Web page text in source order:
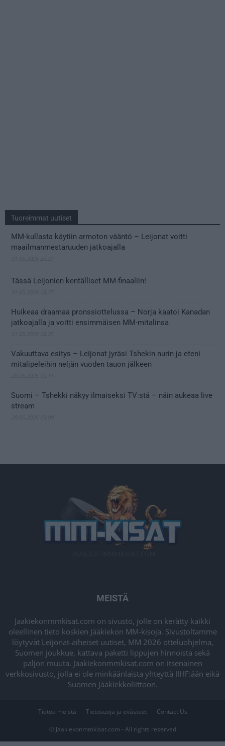
Tuoreimmat uutiset
MM-kullasta käytiin armoton vääntö – Leijonat voitti
maailmanmestaruuden jatkoajalla
Tässä Leijonien kentälliset MM-finaaliin!
Huikeaa draamaa pronssiottelussa – Norja kaatoi Kanadan
jatkoajalla ja voitti ensimmäisen MM-mitalinsa
Vakuuttava esitys – Leijonat jyräsi Tshekin nurin ja eteni
mitalipeleihin neljän vuoden tauon jälkeen
Suomi – Tshekki näkyy ilmaiseksi TV:stä – näin aukeaa live
stream
MEISTÄ
Jaakiekonmmkisat.com on sivusto, jolle on kerätty kaikki
oleellinen tieto koskien Jääkiekon MM-kisoja. Sivustoltamme
löytyvät Leijonat-aiheiset uutiset, MM 2026 otteluohjelma,
Suomen joukkue, kattava paketti lippujen hinnoista sekä
paljon muuta. Jaakiekonmmkisat.com on itsenäinen
verkkosivusto, jolla ei ole minkäänlaista yhteyttä IIHF:ään eikä
Suomen Jääkiekkoliittoon.
Tietoa meistä Tietosuoja ja evästeet Contact Us
© Jaakiekonmmkisat.com - All rights reserved